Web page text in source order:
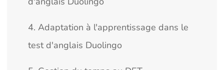
4. Adaptation à l'apprentissage dans le
test d'anglais Duolingo